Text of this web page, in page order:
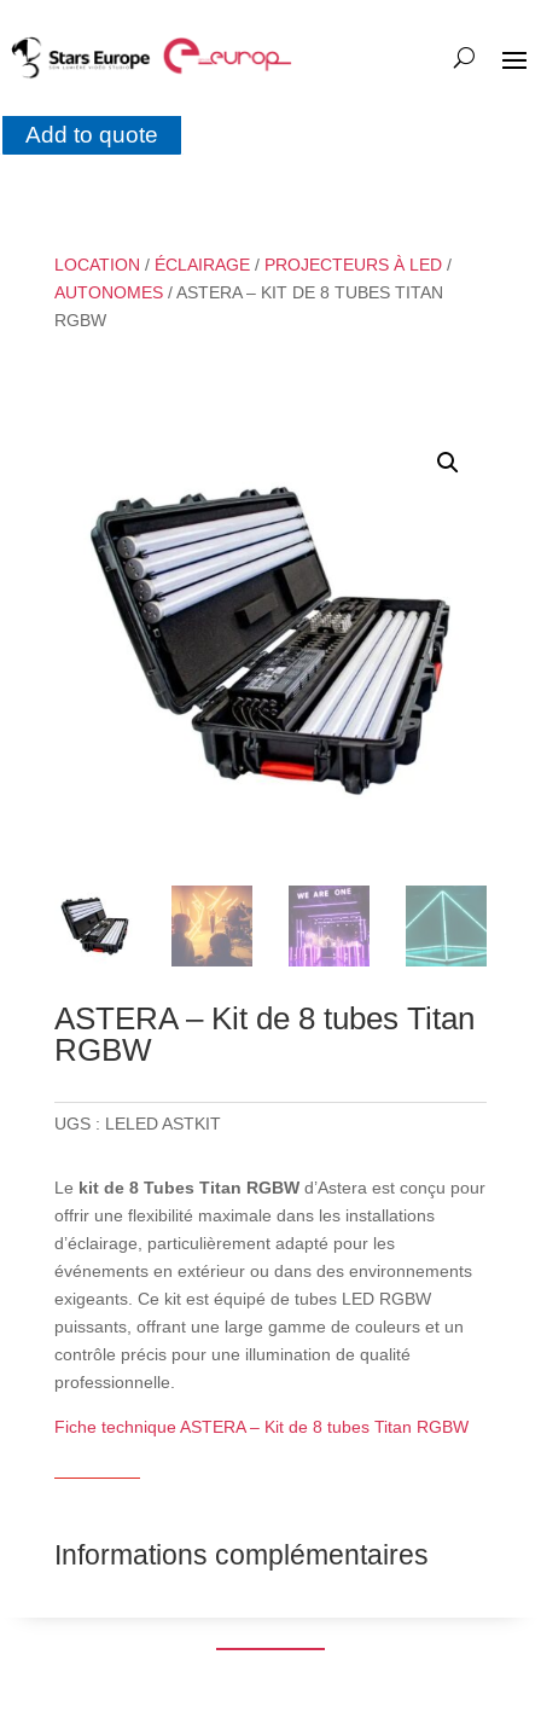
Add to quote
LOCATION / ÉCLAIRAGE/ PROJECTEURS À LED/
AUTONOMES/ ASTERA – KIT DE 8 TUBES TITAN
RGBW
ASTERA – Kit de 8 tubes Titan
RGBW
UGS : LELED ASTKIT
Le kit de 8 Tubes Titan RGBWd’Astera est conçu pour
offrir une flexibilité maximale dans les installations
d’éclairage, particulièrement adapté pour les
événements en extérieur ou dans des environnements
exigeants. Ce kit est équipé de tubes LED RGBW
puissants, offrant une large gamme de couleurs et un
contrôle précis pour une illumination de qualité
professionnelle.
Fiche technique ASTERA – Kit de 8 tubes Titan RGBW
Informations complémentaires